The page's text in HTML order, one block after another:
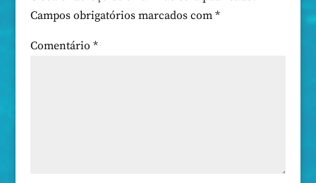
Campos obrigatórios marcados com *
Comentário *